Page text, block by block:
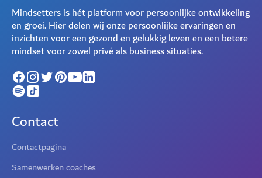
Mindsetters is hét platform voor persoonlijke ontwikkeling
en groei. Hier delen wij onze persoonlijke ervaringen en
inzichten voor een gezond en gelukkig leven en een betere
mindset voor zowel privé als business situaties.
Contact
Contactpagina
Samenwerken coaches